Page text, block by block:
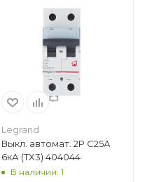
Legrand
Выкл. автомат. 2Р С25А
6кА (TX3) 404044
В наличии: 1